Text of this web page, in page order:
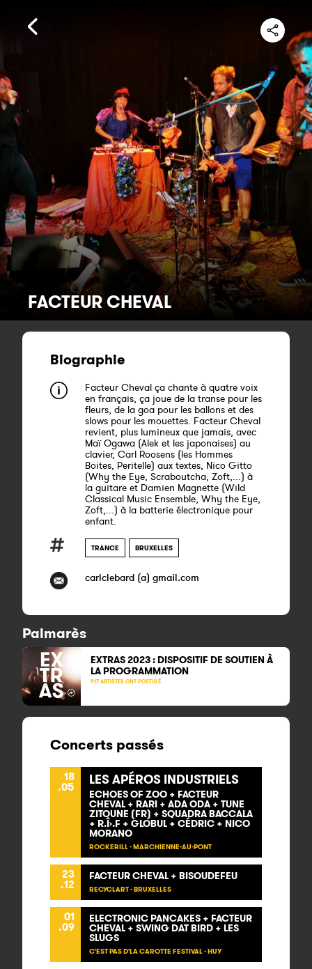
FACTEUR CHEVAL
Biographie
Facteur Cheval ça chante à quatre voix
en français, ça joue de la transe pour les
fleurs, de la goa pour les ballons et des
slows pour les mouettes. Facteur Cheval
revient, plus lumineux que jamais, avec
Maï Ogawa (Alek et les japonaises) au
clavier, Carl Roosens (les Hommes
Boites, Peritelle) aux textes, Nico Gitto
(Why the Eye, Scraboutcha, Zoft,...) à
la guitare et Damien Magnette (Wild
Classical Music Ensemble, Why the Eye,
Zoft,...) à la batterie électronique pour
enfant.
TRANCE BRUXELLES
carlclebard (a) gmail.com
Palmarès
EXTRAS 2023 : DISPOSITIF DE SOUTIEN À
LA PROGRAMMATION
917 ARTISTES ONT POSTULÉ
Concerts passés
18
.05 LES APÉROS INDUSTRIELS
ECHOES OF ZOO + FACTEUR
CHEVAL + RARI + ADA ODA + TUNE
ZITOUNE (FR) + SQUADRA BACCALA
+ R.Î›.F + GLOBUL + CÉDRIC + NICO
MORANO
ROCKERILL - MARCHIENNE-AU-PONT
23
.12
FACTEUR CHEVAL + BISOUDEFEU
RECYCLART - BRUXELLES
01
.09
ELECTRONIC PANCAKES + FACTEUR
CHEVAL + SWING DAT BIRD + LES
SLUGS
C'EST PAS D'LA CAROTTE FESTIVAL - HUY